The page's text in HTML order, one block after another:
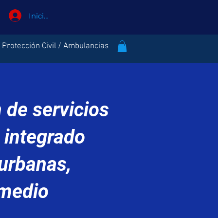
Iniciar sesión
Protección Civil / Ambulancias
de servicios